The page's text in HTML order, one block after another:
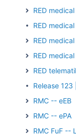
RED
RED
RED
RED
RED
Release
RMC -- eEB
RMC -- ePA
RMC FuF --